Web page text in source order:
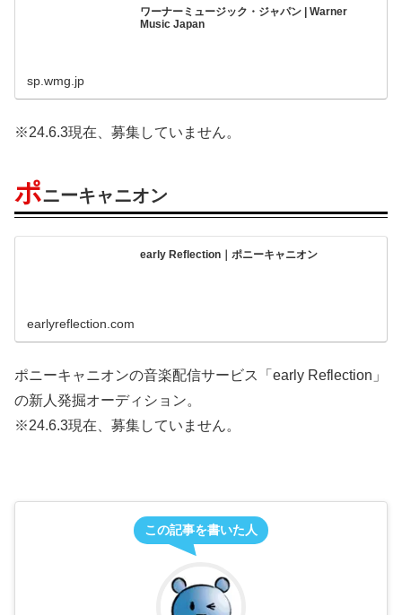
ワーナーミュージック・ジャパン | Warner
Music Japan
sp.wmg.jp
※24.6.3現在、募集していません。
ポニーキャニオン
early Reflection｜ポニーキャニオン
earlyreflection.com
ポニーキャニオンの音楽配信サービス「early Reflection」
の新人発掘オーディション。
※24.6.3現在、募集していません。
この記事を書いた人